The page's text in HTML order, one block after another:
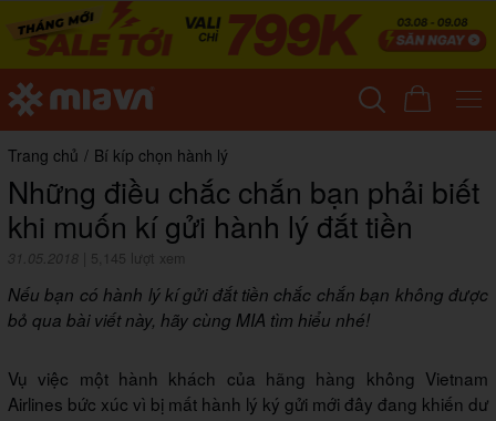
Trang chủ / Bí kíp chọn hành lý
Những điều chắc chắn bạn phải biết
khi muốn kí gửi hành lý đắt tiền
31.05.2018 5,145 lượt xem
Nếu bạn có hành lý kí gửi đắt tiền chắc chắn bạn không được
bỏ qua bài viết này, hãy cùng MIA tìm hiểu nhé!
Vụ việc một hành khách của hãng hàng không Vietnam
Airlines bức xúc vì bị mất hành lý ký gửi mới đây đang khiến dư